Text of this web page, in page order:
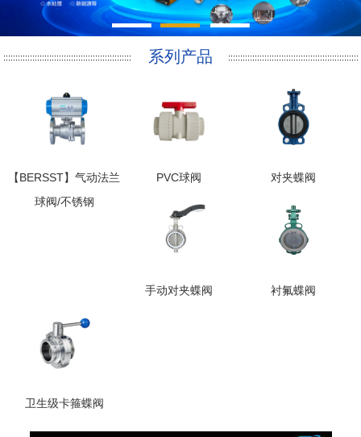
1 2 3
系列产品
【BERSST】气动法兰
球阀/不锈钢
PVC球阀 对夹蝶阀
手动对夹蝶阀 衬氟蝶阀
卫生级卡箍蝶阀